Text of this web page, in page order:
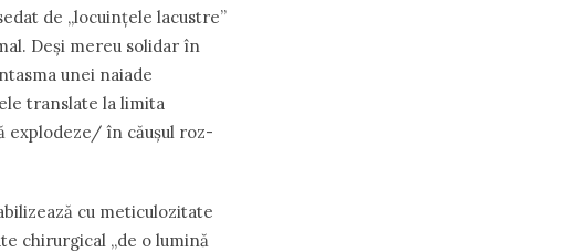
de „locuințele lacustre”
Deși mereu solidar în
unei naiade
translate la limita
explodeze/ în căușul roz-
cu meticulozitate
chirurgical „de o lumină